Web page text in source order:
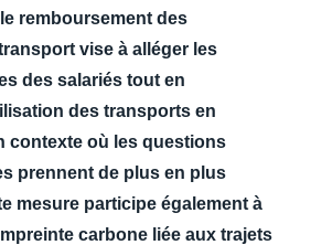
remboursement des
vise à alléger les
des salariés tout en
des transports en
contexte où les questions
prennent de plus en plus
mesure participe également à
carbone liée aux trajets